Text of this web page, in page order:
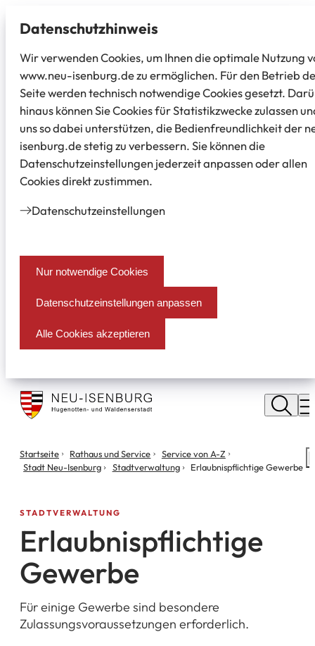
Datenschutz­hinweis
Wir verwenden Cookies, um Ihnen die optimale Nutzung
www.neu-isenburg.de zu ermöglichen. Für den Betrieb
Seite werden technisch notwendige Cookies gesetzt.
hinaus können Sie Cookies für Statistikzwecke zulassen
uns so dabei unterstützen, die Bedienfreundlichkeit der
isenburg.de stetig zu verbessern. Sie können die
Datenschutzeinstellungen jederzeit anpassen oder allen
Cookies direkt zustimmen.
Datenschutz­einstellungen
Nur notwendige Cookies
Datenschutzeinstellungen anpassen
Alle Cookies akzeptieren
Stadt
Neu
Isenburg
Sie
befinden
Startseite Rathaus und Service
Service von A-Z
Stadt Neu-Isenburg
Stadtverwaltung Erlaubnispflichtige Gewerbe
STADTVERWALTUNG
Erlaubnispflichtige
Gewerbe
Für einige Gewerbe sind besondere
Zulassungsvoraussetzungen erforderlich.